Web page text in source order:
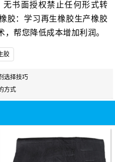
书面授权禁止任何形式转
胶：学习再生橡胶生产橡胶
帮您降低成本增加利润。
胶
选择技巧
方式